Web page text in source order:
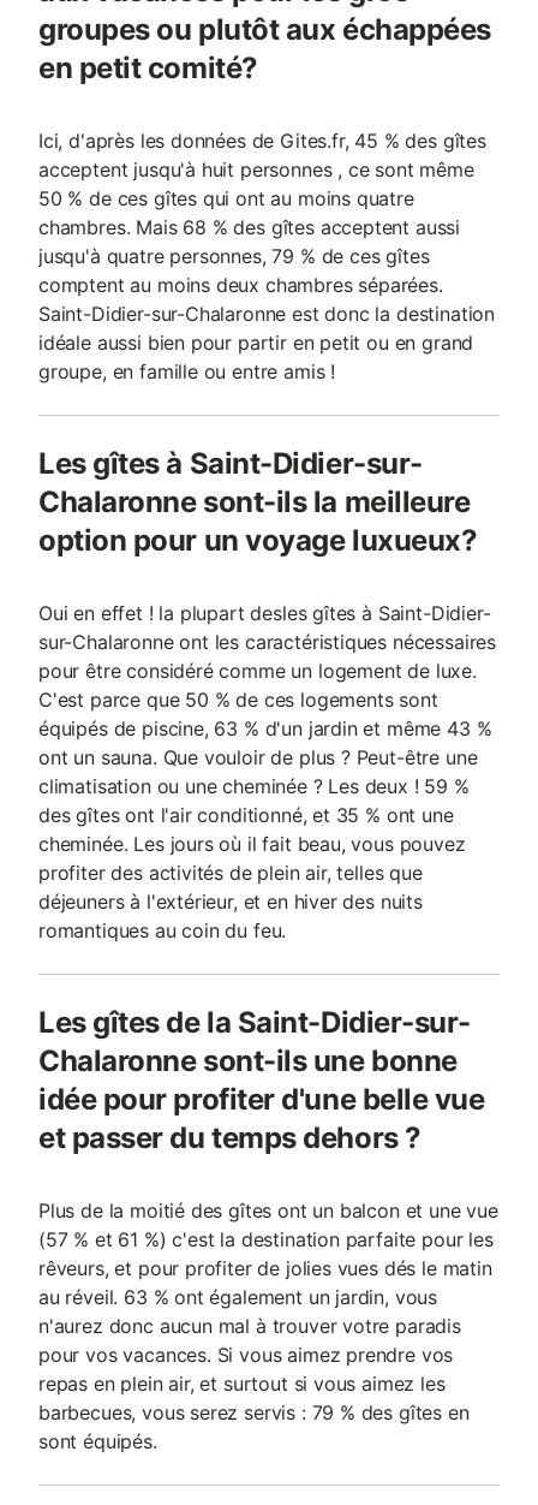
groupes ou plutôt aux échappées
en petit comité?
Ici, d'après les données de Gites.fr, 45 % des gîtes
acceptent jusqu'à huit personnes , ce sont même
50 % de ces gîtes qui ont au moins quatre
chambres. Mais 68 % des gîtes acceptent aussi
jusqu'à quatre personnes, 79 % de ces gîtes
comptent au moins deux chambres séparées.
Saint-Didier-sur-Chalaronne est donc la destination
idéale aussi bien pour partir en petit ou en grand
groupe, en famille ou entre amis !
Les gîtes à Saint-Didier-sur-
Chalaronne sont-ils la meilleure
option pour un voyage luxueux?
Oui en effet ! la plupart desles gîtes à Saint-Didier-
sur-Chalaronne ont les caractéristiques nécessaires
pour être considéré comme un logement de luxe.
C'est parce que 50 % de ces logements sont
équipés de piscine, 63 % d'un jardin et même 43 %
ont un sauna. Que vouloir de plus ? Peut-être une
climatisation ou une cheminée ? Les deux ! 59 %
des gîtes ont l'air conditionné, et 35 % ont une
cheminée. Les jours où il fait beau, vous pouvez
profiter des activités de plein air, telles que
déjeuners à l'extérieur, et en hiver des nuits
romantiques au coin du feu.
Les gîtes de la Saint-Didier-sur-
Chalaronne sont-ils une bonne
idée pour profiter d'une belle vue
et passer du temps dehors ?
Plus de la moitié des gîtes ont un balcon et une vue
(57 % et 61 %) c'est la destination parfaite pour les
rêveurs, et pour profiter de jolies vues dés le matin
au réveil. 63 % ont également un jardin, vous
n'aurez donc aucun mal à trouver votre paradis
pour vos vacances. Si vous aimez prendre vos
repas en plein air, et surtout si vous aimez les
barbecues, vous serez servis : 79 % des gîtes en
sont équipés.